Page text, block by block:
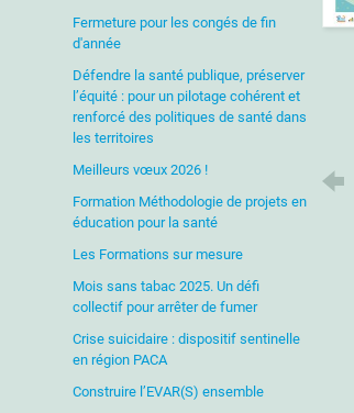
Fermeture pour les congés de fin
d'année
Défendre la santé publique, préserver
l’équité : pour un pilotage cohérent et
renforcé des politiques de santé dans
les territoires
Meilleurs vœux 2026 !
Formation Méthodologie de projets en
éducation pour la santé
Les Formations sur mesure
Mois sans tabac 2025. Un défi
collectif pour arrêter de fumer
Crise suicidaire : dispositif sentinelle
en région PACA
Construire l’EVAR(S) ensemble